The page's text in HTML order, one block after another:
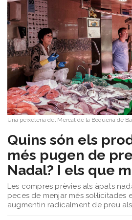
Una peixeteria del Mercat de la Boqueria de
Quins són els
més pugen de
Nadal? I els que
Les compres prèvies als àpats
peces de menjar més sol·licitades
augmentin radicalment de preu